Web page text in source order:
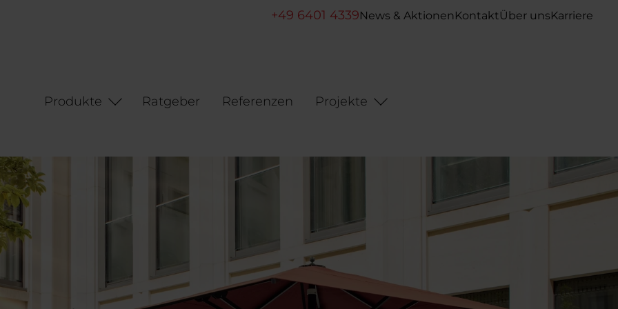
+49 6401 4339News & Aktionen KontaktÜber unsKarriere
Produkte
Ratgeber Referenzen Projekte